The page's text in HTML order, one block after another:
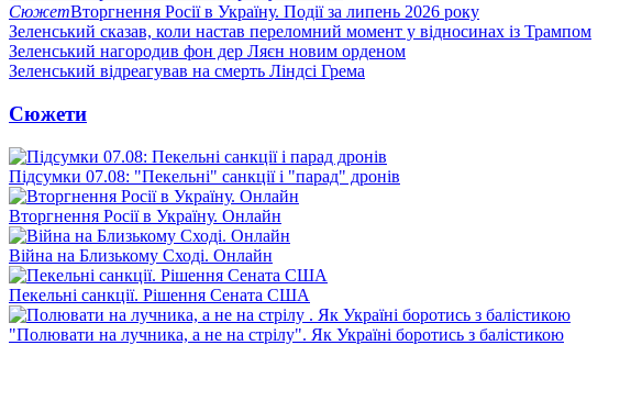
СюжетВторгнення Росії в Україну. Події за липень 2026 року
Зеленський сказав, коли настав переломний момент у відносинах із Трампом
Зеленський нагородив фон дер Ляєн новим орденом
Зеленський відреагував на смерть Ліндсі Грема
Сюжети
Підсумки 07.08: "Пекельні" санкції і "парад" дронів
Вторгнення Росії в Україну. Онлайн
Війна на Близькому Сході. Онлайн
Пекельні санкції. Рішення Сената США
"Полювати на лучника, а не на стрілу". Як Україні боротись з балістикою